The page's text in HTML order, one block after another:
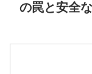
の罠と安全